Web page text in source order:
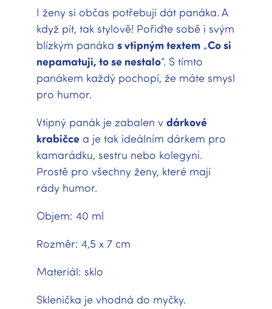
I ženy si občas potřebují dát panáka. A
když pít, tak stylově! Pořiďte sobě i svým
blízkým panáka s vtipným textem „Co si
nepamatuji, to se nestalo“. S tímto
panákem každý pochopí, že máte smysl
pro humor.
Vtipný panák je zabalen v dárkové
krabičce a je tak ideálním dárkem pro
kamarádku, sestru nebo kolegyni.
Prostě pro všechny ženy, které mají
rády humor.
Objem: 40 ml
Rozměr: 4,5 x 7 cm
Materiál: sklo
Sklenička je vhodná do myčky.